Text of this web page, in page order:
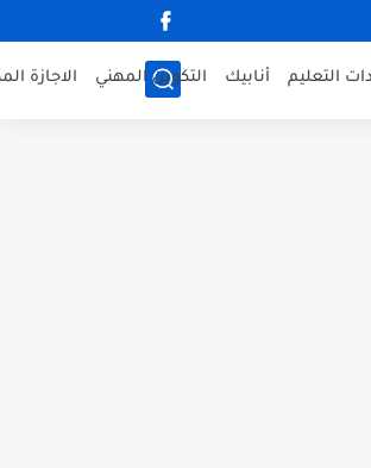
التعليم أنابيك التكوين المهني الاجازة